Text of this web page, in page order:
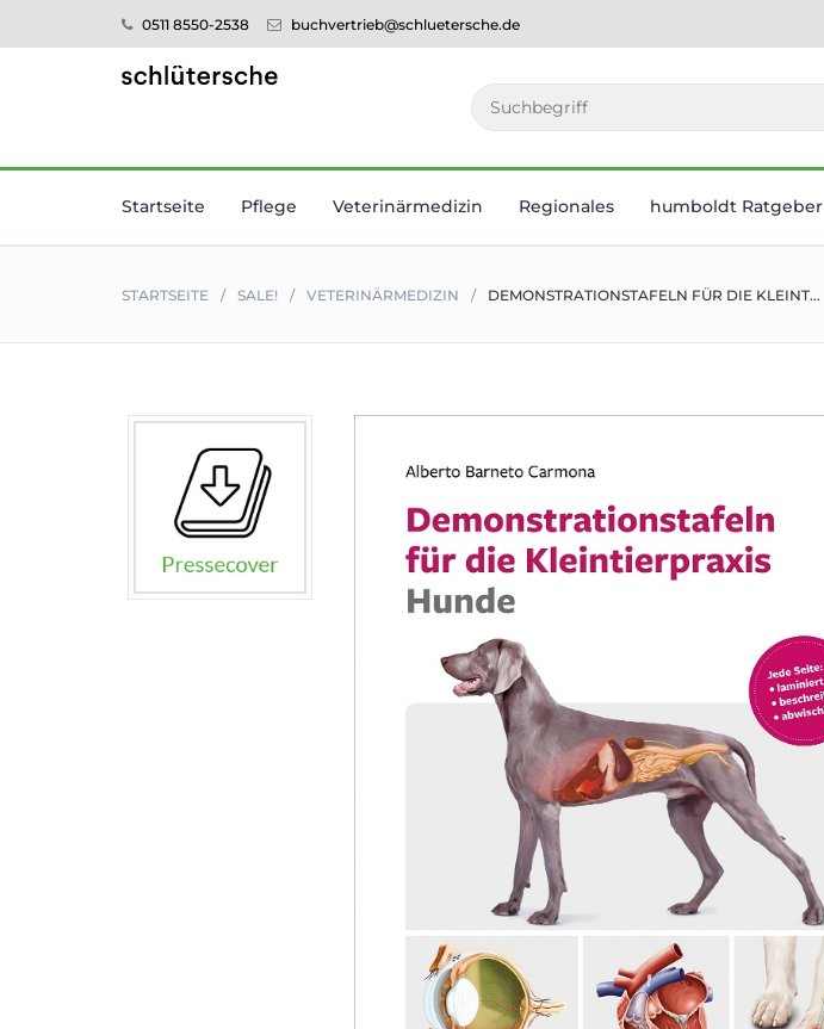
0511 8550-2538 buchvertrieb@schluetersche.de
Startseite Pflege Veterinär­medizin Regionales humboldt Ratgeber
STARTSEITE SALE! VETERINÄR­MEDIZIN DEMONSTRATIONSTAFELN FÜR DIE KLEINT...